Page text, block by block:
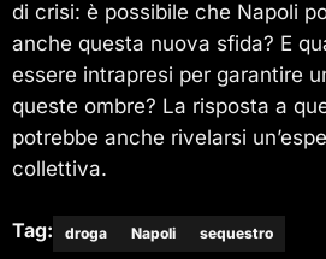
di crisi: è possibile che Napoli
anche questa nuova sfida? E
essere intrapresi per garantire
queste ombre? La risposta a
potrebbe anche rivelarsi
collettiva.
Tag: droga Napoli sequestro